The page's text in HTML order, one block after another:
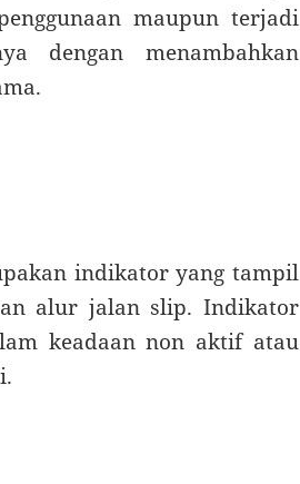
maupun terjadi
dengan menambahkan
indikator yang tampil
alur jalan slip. Indikator
keadaan non aktif atau